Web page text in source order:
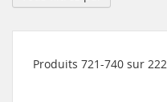
Produits 721-740 sur